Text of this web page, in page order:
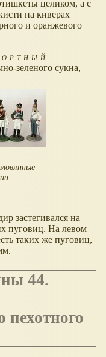
целиком, а с
на киверах
и оранжевого
зеленого сукна,
застегивался на
пуговиц. На левом
таких же пуговиц,
пехотного